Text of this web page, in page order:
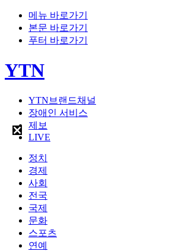
메뉴 바로가기
본문 바로가기
푸터 바로가기
YTN
YTN브랜드채널
장애인 서비스
제보
LIVE
정치
경제
사회
전국
국제
문화
스포츠
연예